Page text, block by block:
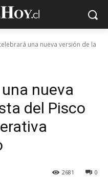
una nueva versión de la
nueva
del Pisco
0
2681